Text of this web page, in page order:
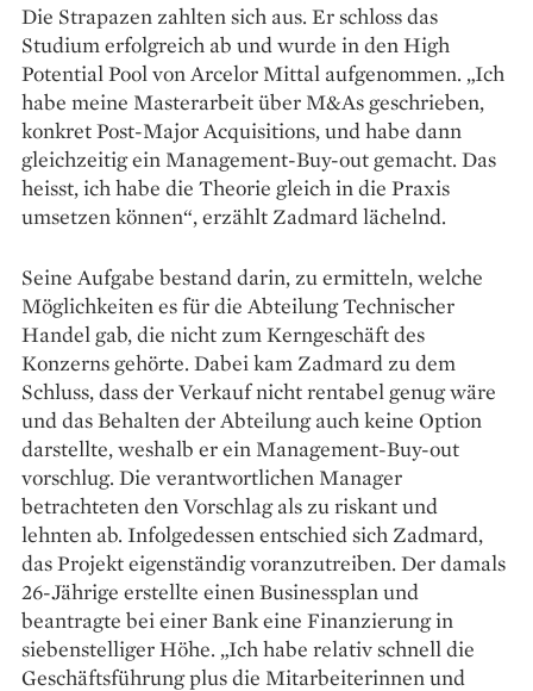
Die Strapazen zahlten sich aus. Er schloss das
Studium erfolgreich ab und wurde in den High
Potential Pool von Arcelor Mittal aufgenommen. „Ich
habe meine Master­arbeit über M&As geschrieben,
konkret Post-Major Acquisitions, und habe dann
gleichzeitig ein Management-Buy-out gemacht. Das
heisst, ich habe die Theorie gleich in die Praxis
umsetzen können“, erzählt ­Zadmard ­lächelnd.
Seine Aufgabe bestand da­rin, zu ermitteln, welche
Mög­lichkeiten es für die Abteilung Technischer
Handel gab, die nicht zum Kerngeschäft des
Konzerns gehörte. Dabei kam Zadmard zu dem
Schluss, dass der Verkauf nicht rentabel genug wäre
und das Behalten der Abteilung auch keine Option
darstellte, weshalb er ein Management-Buy-out
vorschlug. Die verantwortlichen Manager
betrachteten den Vorschlag als zu riskant und
lehnten ab. Infolgedessen entschied sich Zadmard,
das Projekt eigenständig voranzutreiben. Der damals
26-Jährige erstellte einen Businessplan und
beantragte bei einer Bank eine Finanzierung in
siebenstelliger Höhe. „Ich habe relativ schnell die
Geschäftsführung plus die Mitarbeiterinnen und